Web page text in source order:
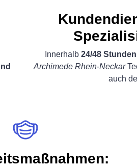
Innerhalb 24/48 Stunden
Archimede Rhein-Neckar
auch